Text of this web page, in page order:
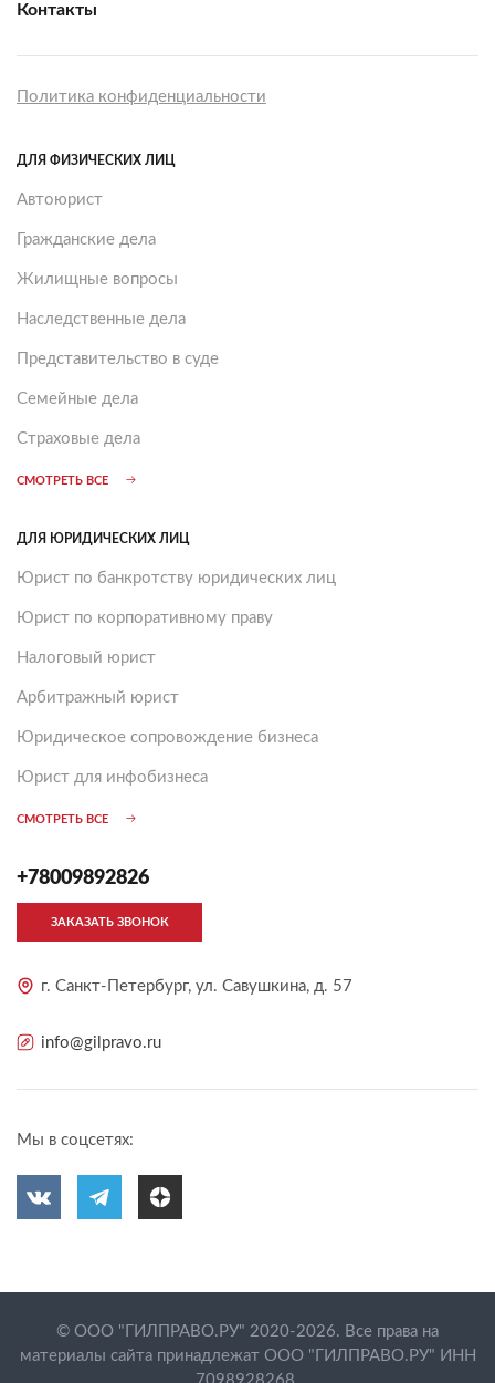
Контакты
Политика конфиденциальности
ДЛЯ ФИЗИЧЕСКИХ ЛИЦ
Автоюрист
Гражданские дела
Жилищные вопросы
Наследственные дела
Представительство в суде
Семейные дела
Страховые дела
СМОТРЕТЬ ВСЕ
ДЛЯ ЮРИДИЧЕСКИХ ЛИЦ
Юрист по банкротству юридических лиц
Юрист по корпоративному праву
Налоговый юрист
Арбитражный юрист
Юридическое сопровождение бизнеса
Юрист для инфобизнеса
СМОТРЕТЬ ВСЕ
+78009892826
ЗАКАЗАТЬ ЗВОНОК
г. Санкт-Петербург, ул. Савушкина, д. 57
info@gilpravo.ru
Мы в соцсетях:
© ООО "ГИЛПРАВО.РУ" 2020-2026. Все права на
материалы сайта принадлежат ООО "ГИЛПРАВО.РУ" ИНН